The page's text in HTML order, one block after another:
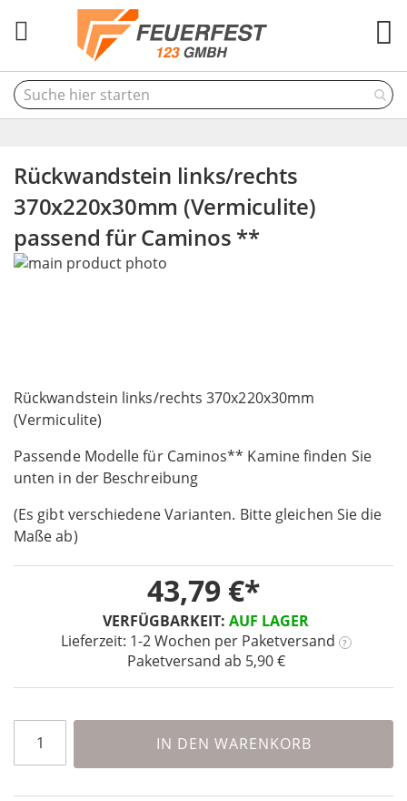
Rückwandstein links/rechts
370x220x30mm (Vermiculite)
passend für Caminos **
Rückwandstein links/rechts 370x220x30mm
(Vermiculite)
Passende Modelle für Caminos** Kamine finden Sie
unten in der Beschreibung
(Es gibt verschiedene Varianten. Bitte gleichen Sie die
Maße ab)
VERFÜGBARKEIT: AUF LAGER
Lieferzeit: 1-2 Wochen per Paketversand ?
Paketversand ab 5,90 €
43,79 €
IN DEN WARENKORB
Skip
gallery
to
the
of
the
gallery